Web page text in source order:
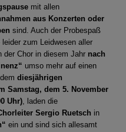
mit allen
aus Konzerten oder
sind. Auch der Probespaß
zum Leidwesen aller
der Chor in diesem Jahr nach
umso mehr auf einen
diesjährigen
Samstag, dem 5. November
Uhr) , laden die
Sergio Ruetsch in
ein und sind sich allesamt